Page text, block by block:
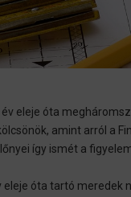
eleje óta
amint arról a
így ismét a
óta tartó